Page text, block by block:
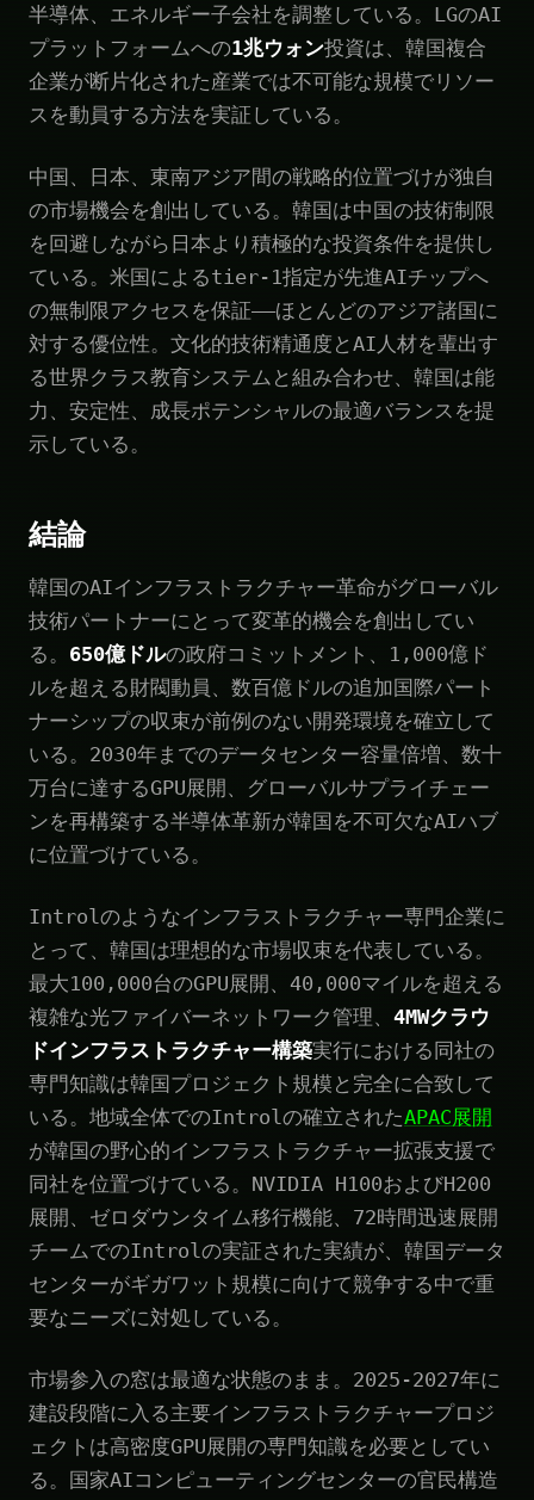
半導体、エネルギー子会社を調整している。LGのAI
プラットフォームへの1兆ウォン投資は、韓国複合
企業が断片化された産業では不可能な規模でリソー
スを動員する方法を実証している。
中国、日本、東南アジア間の戦略的位置づけが独自
の市場機会を創出している。韓国は中国の技術制限
を回避しながら日本より積極的な投資条件を提供し
ている。米国によるtier-1指定が先進AIチップへ
の無制限アクセスを保証——ほとんどのアジア諸国に
対する優位性。文化的技術精通度とAI人材を輩出す
る世界クラス教育システムと組み合わせ、韓国は能
力、安定性、成長ポテンシャルの最適バランスを提
示している。
結論
韓国のAIインフラストラクチャー革命がグローバル
技術パートナーにとって変革的機会を創出してい
る。 650億ドルの政府コミットメント、1,000億ド
ルを超える財閥動員、数百億ドルの追加国際パート
ナーシップの収束が前例のない開発環境を確立して
いる。2030年までのデータセンター容量倍増、数十
万台に達するGPU展開、グローバルサプライチェー
ンを再構築する半導体革新が韓国を不可欠なAIハブ
に位置づけている。
Introlのようなインフラストラクチャー専門企業に
とって、韓国は理想的な市場収束を代表している。
最大100,000台のGPU展開、40,000マイルを超える
複雑な光ファイバーネットワーク管理、 4MWクラウ
ドインフラストラクチャー構築実行における同社の
専門知識は韓国プロジェクト規模と完全に合致して
いる。地域全体でのIntrolの確立されたAPAC展開
が韓国の野心的インフラストラクチャー拡張支援で
同社を位置づけている。NVIDIA H100およびH200
展開、ゼロダウンタイム移行機能、72時間迅速展開
チームでのIntrolの実証された実績が、韓国データ
センターがギガワット規模に向けて競争する中で重
要なニーズに対処している。
市場参入の窓は最適な状態のまま。2025-2027年に
建設段階に入る主要インフラストラクチャープロジ
ェクトは高密度GPU展開の専門知識を必要としてい
る。国家AIコンピューティングセンターの官民構造